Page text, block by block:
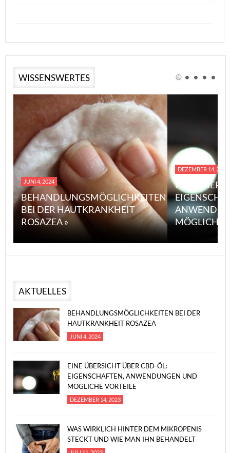
WISSENSWERTES
JUNI 4, 2024
BEHANDLUNGSMÖGLICHKEITEN
BEI DER HAUTKRANKHEIT
ROSAZEA »
DEZEMBER 14, 2023
EINE
MÖGLICHE
AKTUELLES
BEHANDLUNGSMÖGLICHKEITEN BEI DER
HAUTKRANKHEIT ROSAZEA
JUNI 4, 2024
EINE ÜBERSICHT ÜBER CBD-ÖL:
EIGENSCHAFTEN, ANWENDUNGEN UND
MÖGLICHE VORTEILE
DEZEMBER 14, 2023
WAS WIRKLICH HINTER DEM MIKROPENIS
STECKT UND WIE MAN IHN BEHANDELT